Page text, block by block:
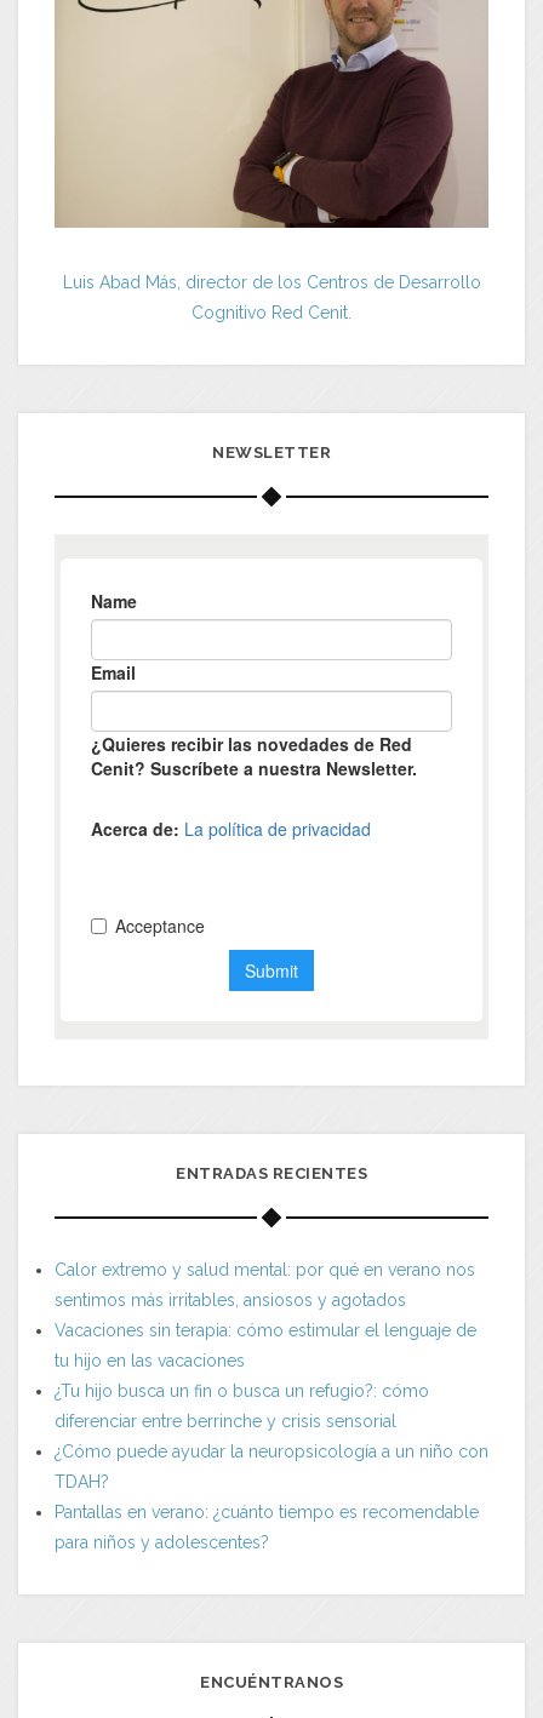
Luis Abad Más, director de los Centros de Desarrollo
Cognitivo Red Cenit.
NEWSLETTER
ENTRADAS RECIENTES
Calor extremo y salud mental: por qué en verano nos
sentimos más irritables, ansiosos y agotados
Vacaciones sin terapia: cómo estimular el lenguaje de
tu hijo en las vacaciones
¿Tu hijo busca un fin o busca un refugio?: cómo
diferenciar entre berrinche y crisis sensorial
¿Cómo puede ayudar la neuropsicología a un niño con
TDAH?
Pantallas en verano: ¿cuánto tiempo es recomendable
para niños y adolescentes?
ENCUÉNTRANOS